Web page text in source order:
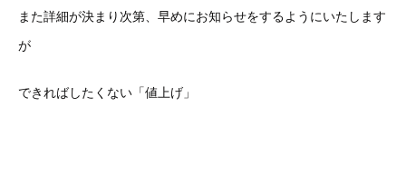
また詳細が決まり次第、早めにお知らせをするようにいたします
が
できればしたくない「値上げ」